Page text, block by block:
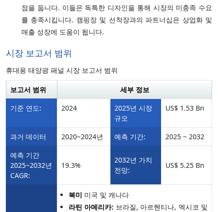
점을 둡니다. 이들은 독특한 디자인을 통해 시장의 미충족 수요
를 충족시킵니다. 캠핑장 및 선착장과의 파트너십은 상업화 및
매출 성장에 도움이 됩니다.
시장 보고서 범위
휴대용 태양광 패널 시장 보고서 범위
보고서 범위
세부 정보
기준 연도:
2024
2025년 시장
규모
US$ 1.53 Bn
과거 데이터 2020~2024년 예측 기간:
2025 ~ 2032
예측 기간
2025~2032년
CAGR:
19.3%
2032년 가치
전망:
US$ 5.25 Bn
북미 미국 및 캐나다
라틴 아메리카: 브라질, 아르헨티나, 멕시코 및